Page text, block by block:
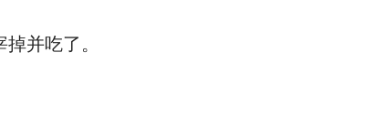
并吃了。